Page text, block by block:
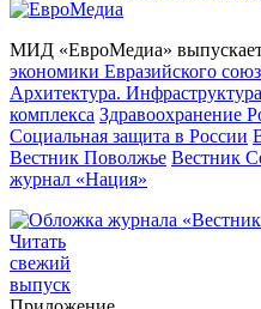
МИД «ЕвроМедиа»
экономики Евразийского
Архитектура. Инфраструктура
комплекса Здравоохранение
Социальная защита в России
Вестник Поволжье Вестник
журнал «Нация»
Читать
свежий
выпуск